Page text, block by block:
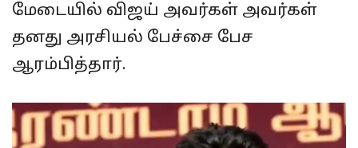
மேடையில் விஜய் அவர்கள் அவர்கள்
தனது அரசியல் பேச்சை பேச
ஆரம்பித்தார்.